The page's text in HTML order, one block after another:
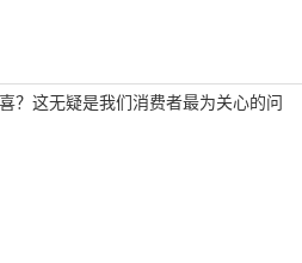
？这无疑是我们消费者最为关心的问